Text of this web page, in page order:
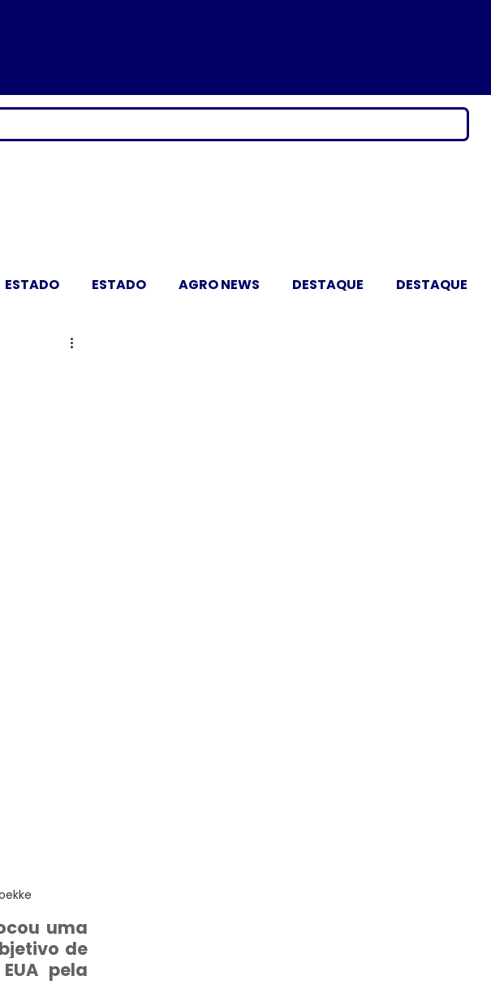
ESTADO ESTADO AGRO NEWS DESTAQUE DESTAQUE
uma
de
pela